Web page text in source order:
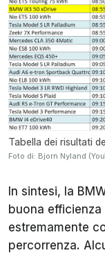
Tabella dei risultati
Foto di: Bjorn Nyland
In sintesi, la
buona
estremamente
percorrenza.